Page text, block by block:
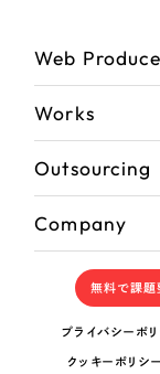
Web Produce
Works
Outsourcing
Company
無料で課題
プライバシーポ
クッキーポリシー